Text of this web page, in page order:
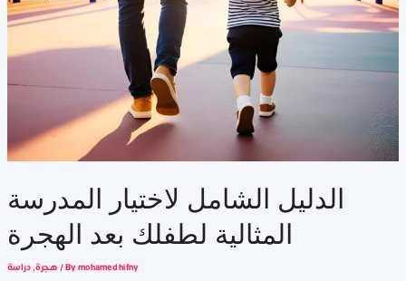
الدليل الشامل لاختيار المدرسة
المثالية لطفلك بعد الهجرة
هجرة,دراسة / Bymohamed hifny